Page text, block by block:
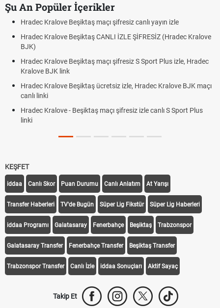
Şu An Popüler İçerikler
Hradec Kralove Beşiktaş maçı şifresiz canlı yayın izle
Hradec Kralove Beşiktaş CANLI İZLE ŞİFRESİZ (Hradec Kralove
BJK)
Hradec Kralove Beşiktaş maçı şifresiz S Sport Plus izle, Hradec
Kralove BJK link
Hradec Kralove Beşiktaş ücretsiz izle, Hradec Kralove BJK maçı
canlı linki
Hradec Kralove - Beşiktaş maçı şifresiz izle canlı S Sport Plus
linki
KEŞFET
iddaa Canlı Skor Puan Durumu Canlı Anlatım At Yarışı
Transfer Haberleri TV'de Bugün Süper Lig Fikstür Süper Lig Haberleri
iddaa Programı Galatasaray Fenerbahçe Beşiktaş Trabzonspor
Galatasaray Transfer Fenerbahçe Transfer Beşiktaş Transfer
Trabzonspor Transfer Canlı İzle iddaa Sonuçları Aktif Sayaç
Takip Et